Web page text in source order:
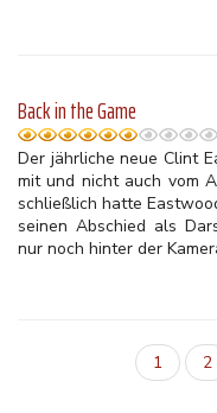
Back in the Game
Der jährliche neue Clint
mit und nicht auch vom
schließlich hatte
seinen Abschied als
nur noch hinter der
Aktuelle
Seite
1 2